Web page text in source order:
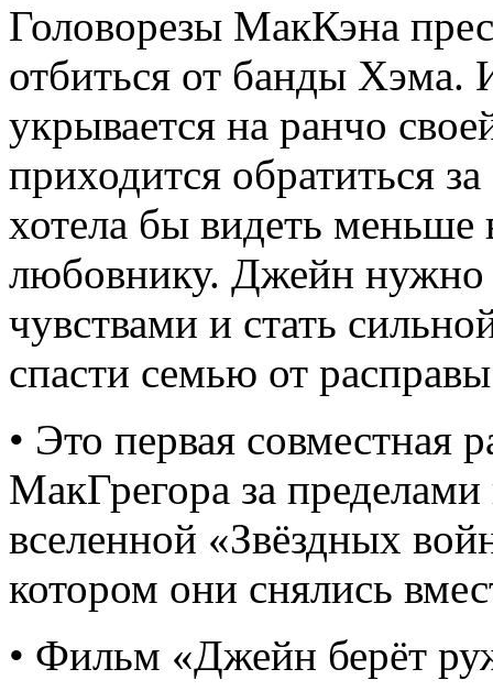
Головорезы МакКэна
отбиться от банды
укрывается на ранчо
приходится обратиться
хотела бы видеть
любовнику. Джейн нужно
чувствами и стать
спасти семью от
• Это первая
МакГрегора за
вселенной «Звёздных
котором они снялись
• Фильм «Джейн берёт